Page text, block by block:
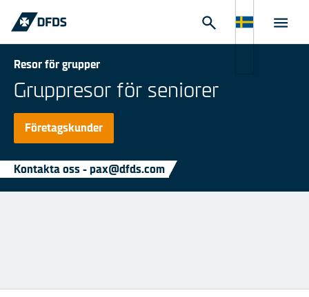
Resor för grupper
Gruppresor för seniorer
Företagskunder
Kontakta oss - pax@dfds.com